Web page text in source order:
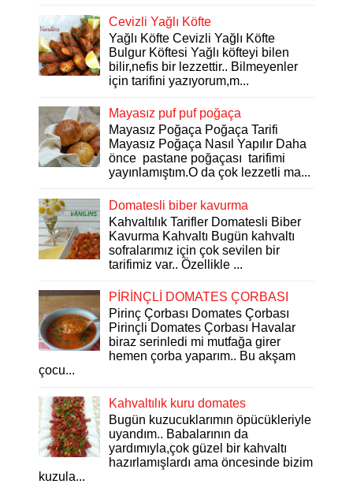
Cevizli Yağlı Köfte
Yağlı Köfte Cevizli Yağlı Köfte
Bulgur Köftesi Yağlı köfteyi bilen
bilir,nefis bir lezzettir.. Bilmeyenler
için tarifini yazıyorum,m...
Mayasız puf puf poğaça
Mayasız Poğaça Poğaça Tarifi
Mayasız Poğaça Nasıl Yapılır Daha
önce pastane poğaçası tarifimi
yayınlamıştım.O da çok lezzetli ma...
Domatesli biber kavurma
Kahvaltılık Tarifler Domatesli Biber
Kavurma Kahvaltı Bugün kahvaltı
sofralarımız için çok sevilen bir
tarifimiz var.. Özellikle ...
PİRİNÇLİ DOMATES ÇORBASI
Pirinç Çorbası Domates Çorbası
Pirinçli Domates Çorbası Havalar
biraz serinledi mi mutfağa girer
hemen çorba yaparım.. Bu akşam
çocu...
Kahvaltılık kuru domates
Bugün kuzucuklarımın öpücükleriyle
uyandım.. Babalarının da
yardımıyla,çok güzel bir kahvaltı
hazırlamışlardı ama öncesinde bizim
kuzula...